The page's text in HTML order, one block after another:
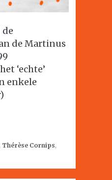
de Martinus
‘echte’
enkele
Thérèse Cornips,